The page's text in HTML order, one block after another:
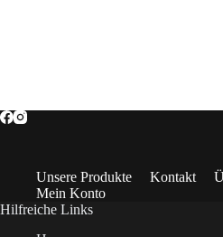
Unsere Produkte Kontakt
Mein Konto
Hilfreiche Links